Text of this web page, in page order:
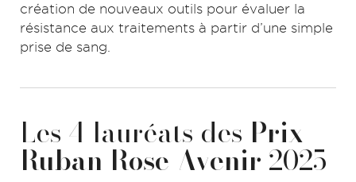
création de nouveaux outils pour évaluer la
résistance aux traitements à partir d’une simple
prise de sang.
Les 4 lauréats des Prix
Ruban Rose Avenir 2025